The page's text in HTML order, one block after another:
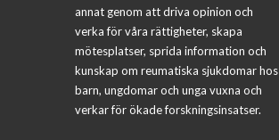
annat genom att driva opinion och
verka för våra rättigheter, skapa
mötesplatser, sprida information och
kunskap om reumatiska sjukdomar hos
barn, ungdomar och unga vuxna och
verkar för ökade forskningsinsatser.